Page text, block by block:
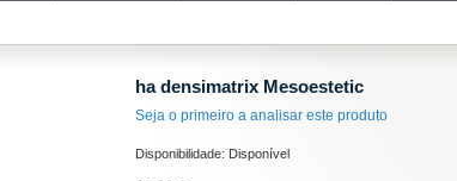
ha densimatrix Mesoestetic
Seja o primeiro a analisar este produto
Disponibilidade: Disponível